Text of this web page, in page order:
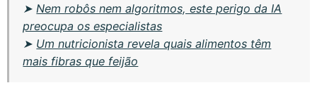
➤ Nem robôs nem algoritmos, este perigo da IA
preocupa os especialistas
➤ Um nutricionista revela quais alimentos têm
mais fibras que feijão